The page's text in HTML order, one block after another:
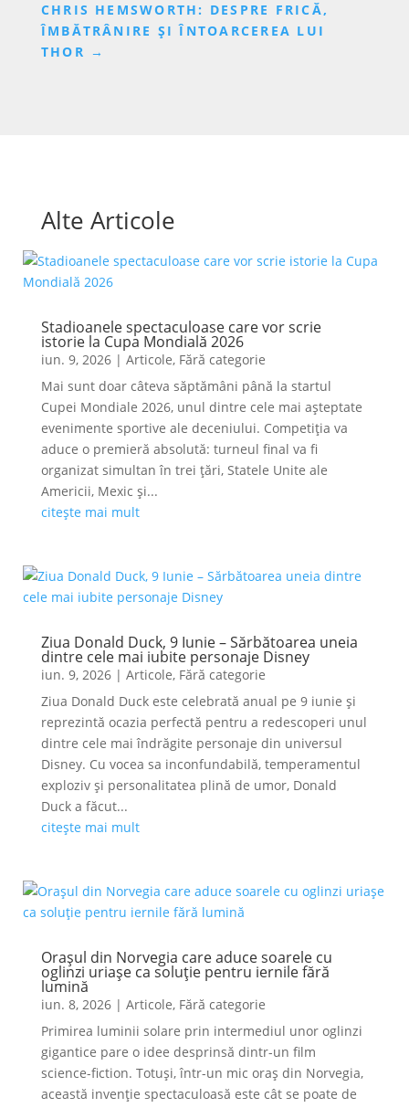
CHRIS HEMSWORTH: DESPRE FRICĂ,
ÎMBĂTRÂNIRE ȘI ÎNTOARCEREA LUI
THOR →
Alte Articole
Stadioanele spectaculoase care vor scrie
istorie la Cupa Mondială 2026
iun. 9, 2026| Articole, Fără categorie
Mai sunt doar câteva săptămâni până la startul
Cupei Mondiale 2026, unul dintre cele mai așteptate
evenimente sportive ale deceniului. Competiția va
aduce o premieră absolută: turneul final va fi
organizat simultan în trei țări, Statele Unite ale
Americii, Mexic și...
citește mai mult
Ziua Donald Duck, 9 Iunie – Sărbătoarea uneia
dintre cele mai iubite personaje Disney
iun. 9, 2026| Articole, Fără categorie
Ziua Donald Duck este celebrată anual pe 9 iunie și
reprezintă ocazia perfectă pentru a redescoperi unul
dintre cele mai îndrăgite personaje din universul
Disney. Cu vocea sa inconfundabilă, temperamentul
exploziv și personalitatea plină de umor, Donald
Duck a făcut...
citește mai mult
Orașul din Norvegia care aduce soarele cu
oglinzi uriașe ca soluție pentru iernile fără
lumină
iun. 8, 2026| Articole, Fără categorie
Primirea luminii solare prin intermediul unor oglinzi
gigantice pare o idee desprinsă dintr-un film
science-fiction. Totuși, într-un mic oraș din Norvegia,
această invenție spectaculoasă este cât se poate de